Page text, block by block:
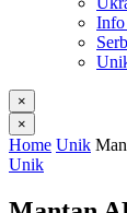
Info
×
×
Home Unik
Unik